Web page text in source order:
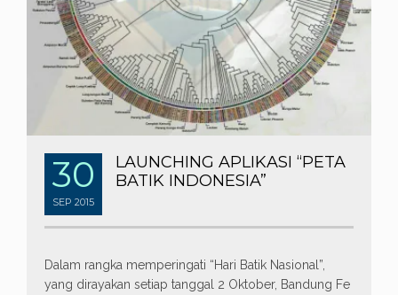
30
SEP 2015
LAUNCHING APLIKASI “PETA
BATIK INDONESIA”
Dalam rangka memperingati “Hari Batik Nasional”,
yang dirayakan setiap tanggal 2 Oktober, Bandung Fe